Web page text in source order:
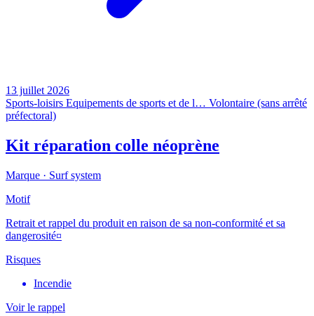
13 juillet 2026
Sports-loisirs Equipements de sports et de l… Volontaire (sans arrêté
préfectoral)
Kit réparation colle néoprène
Marque · Surf system
Motif
Retrait et rappel du produit en raison de sa non-conformité et sa
dangerosité¤
Risques
Incendie
Voir le rappel